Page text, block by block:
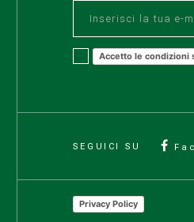
Accetto le condizioni
SEGUICI SU
Privacy Policy